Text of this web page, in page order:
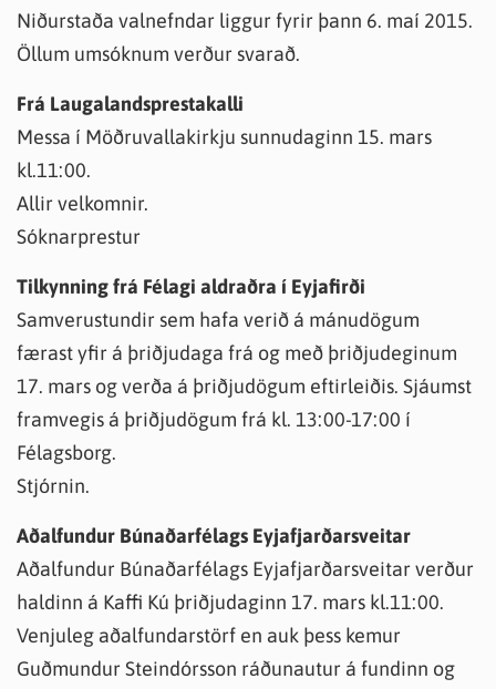
Niðurstaða valnefndar liggur fyrir þann 6. maí 2015.
Öllum umsóknum verður svarað.
Frá Laugalandsprestakalli
Messa í Möðruvallakirkju sunnudaginn 15. mars
kl.11:00.
Allir velkomnir.
Sóknarprestur
Tilkynning frá Félagi aldraðra í Eyjafirði
Samverustundir sem hafa verið á mánudögum
færast yfir á þriðjudaga frá og með þriðjudeginum
17. mars og verða á þriðjudögum eftirleiðis. Sjáumst
framvegis á þriðjudögum frá kl. 13:00-17:00 í
Félagsborg.
Stjórnin.
Aðalfundur Búnaðarfélags Eyjafjarðarsveitar
Aðalfundur Búnaðarfélags Eyjafjarðarsveitar verður
haldinn á Kaffi Kú þriðjudaginn 17. mars kl.11:00.
Venjuleg aðalfundarstörf en auk þess kemur
Guðmundur Steindórsson ráðunautur á fundinn og